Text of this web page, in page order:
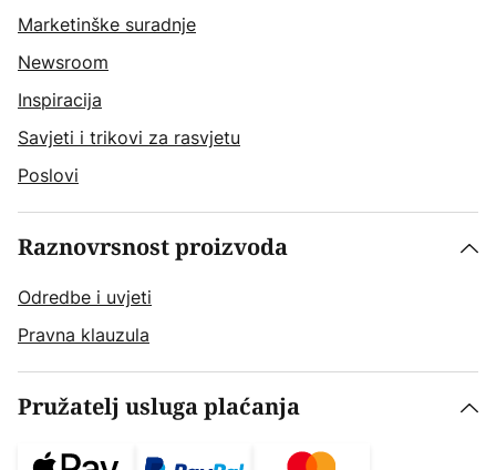
Marketinške suradnje
Newsroom
Inspiracija
Savjeti i trikovi za rasvjetu
Poslovi
Raznovrsnost proizvoda
Odredbe i uvjeti
Pravna klauzula
Pružatelj usluga plaćanja